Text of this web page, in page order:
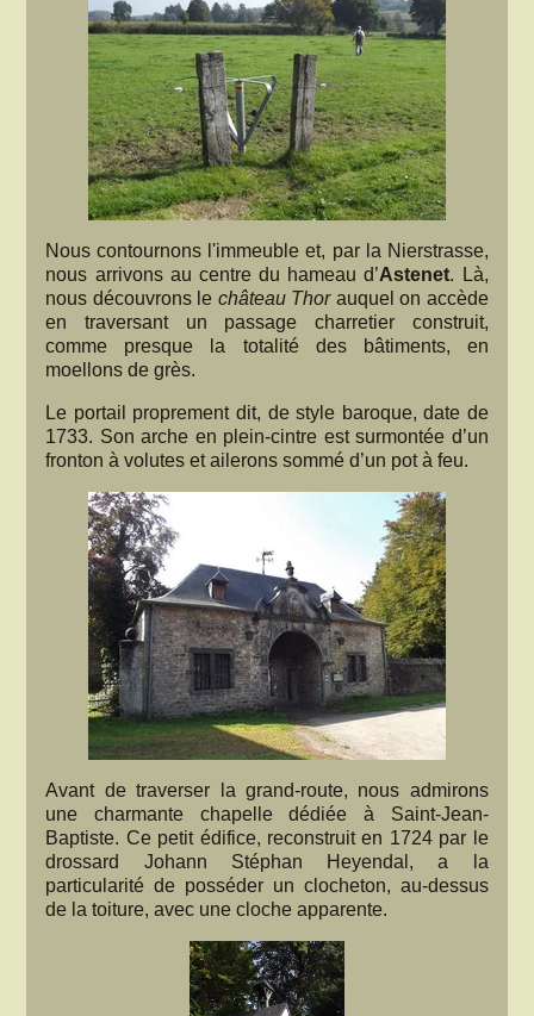
Nous contournons l'immeuble et, par la Nierstrasse,
nous arrivons au centre du hameau d’Astenet. Là,
nous découvrons le château Thorauquel on accède
en traversant un passage charretier construit,
comme presque la totalité des bâtiments, en
moellons de grès.
Le portail proprement dit, de style baroque, date de
1733. Son arche en plein-cintre est surmontée d’un
fronton à volutes et ailerons sommé d’un pot à feu.
Avant de traverser la grand-route, nous admirons
une charmante chapelle dédiée à Saint-Jean-
Baptiste. Ce petit édifice, reconstruit en 1724 par le
drossard Johann Stéphan Heyendal, a la
particularité de posséder un clocheton, au-dessus
de la toiture, avec une cloche apparente.